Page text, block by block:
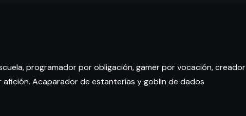
programador por obligación, gamer por vocación, creador
afición. Acaparador de estanterías y goblin de dados